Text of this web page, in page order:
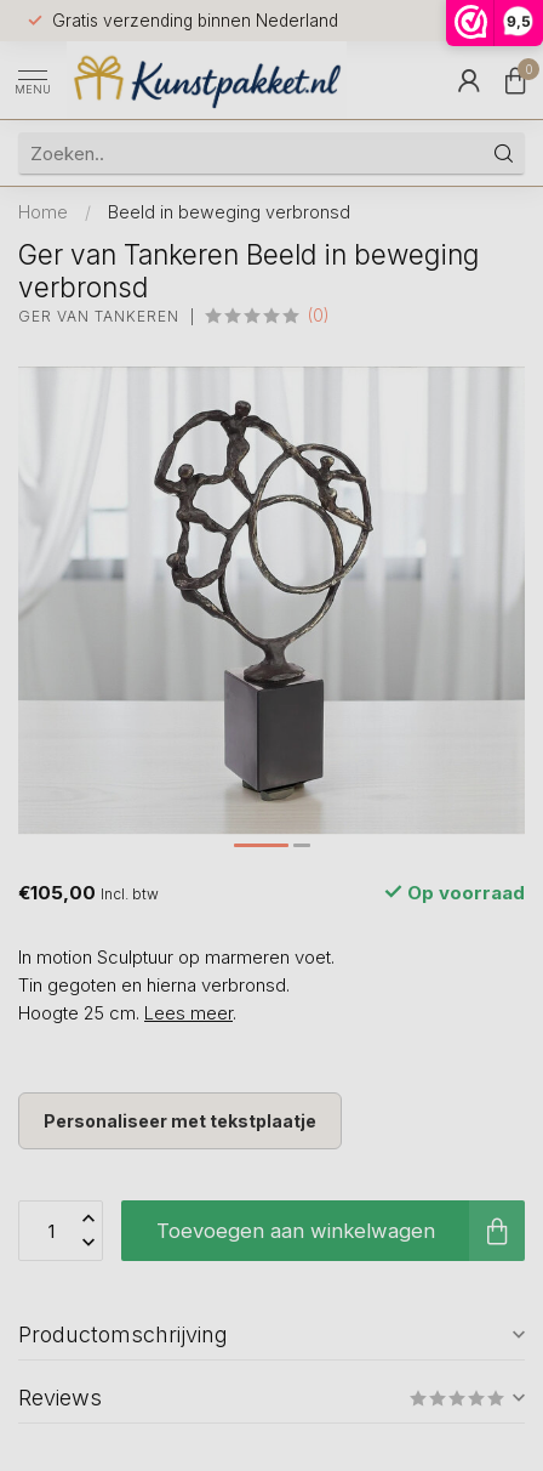
9,5
Gratis verzending binnen Nederland
Voor
huis
9.5
MENU
0
Home / Beeld in beweging verbronsd
Ger van Tankeren Beeld in beweging
verbronsd
GER VAN TANKEREN (0)
€105,00 Incl. btw Op voorraad
In motion Sculptuur op marmeren voet.
Tin gegoten en hierna verbronsd.
Hoogte 25 cm. Lees meer.
Personaliseer met tekstplaatje
Toevoegen aan winkelwagen
Productomschrijving
Reviews